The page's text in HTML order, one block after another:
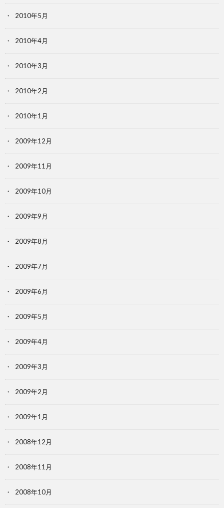
2010年5月
2010年4月
2010年3月
2010年2月
2010年1月
2009年12月
2009年11月
2009年10月
2009年9月
2009年8月
2009年7月
2009年6月
2009年5月
2009年4月
2009年3月
2009年2月
2009年1月
2008年12月
2008年11月
2008年10月